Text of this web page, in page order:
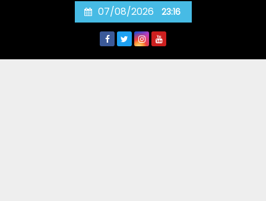
07/08/2026 23:16